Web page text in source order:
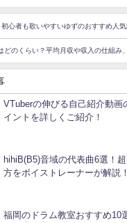
心者も歌いやすいゆずのおすすめ人気
どのくらい？平均月収や収入の仕組み
VTuberの伸びる自己紹介動画
イントを詳しくご紹介！
hihiB(B5)音域の代表曲6選！
方をボイストレーナーが解説！
福岡のドラム教室おすすめ10